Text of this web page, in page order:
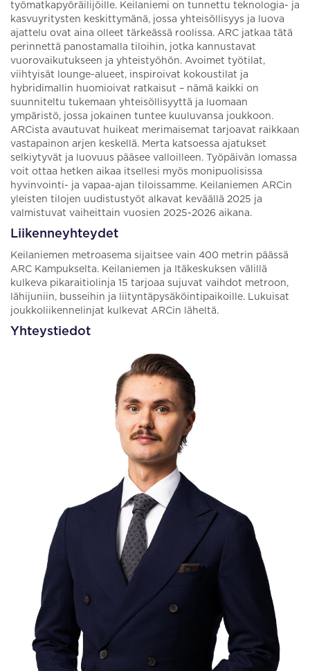
työmatkapyöräilijöille. Keilaniemi on tunnettu teknologia- ja
kasvuyritysten keskittymänä, jossa yhteisöllisyys ja luova
ajattelu ovat aina olleet tärkeässä roolissa. ARC jatkaa tätä
perinnettä panostamalla tiloihin, jotka kannustavat
vuorovaikutukseen ja yhteistyöhön. Avoimet työtilat,
viihtyisät lounge-alueet, inspiroivat kokoustilat ja
hybridimallin huomioivat ratkaisut – nämä kaikki on
suunniteltu tukemaan yhteisöllisyyttä ja luomaan
ympäristö, jossa jokainen tuntee kuuluvansa joukkoon.
ARCista avautuvat huikeat merimaisemat tarjoavat raikkaan
vastapainon arjen keskellä. Merta katsoessa ajatukset
selkiytyvät ja luovuus pääsee valloilleen. Työpäivän lomassa
voit ottaa hetken aikaa itsellesi myös monipuolisissa
hyvinvointi- ja vapaa-ajan tiloissamme. Keilaniemen ARCin
yleisten tilojen uudistustyöt alkavat keväällä 2025 ja
valmistuvat vaiheittain vuosien 2025-2026 aikana.
Liikenneyhteydet
Keilaniemen metroasema sijaitsee vain 400 metrin päässä
ARC Kampukselta. Keilaniemen ja Itäkeskuksen välillä
kulkeva pikaraitiolinja 15 tarjoaa sujuvat vaihdot metroon,
lähijuniin, busseihin ja liityntäpysäköintipaikoille. Lukuisat
joukkoliikennelinjat kulkevat ARCin läheltä.
Yhteystiedot